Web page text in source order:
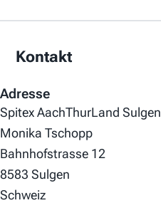
Kontakt
Adresse
Spitex AachThurLand Sulgen
Monika Tschopp
Bahnhofstrasse 12
8583 Sulgen
Schweiz